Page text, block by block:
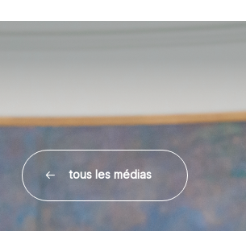
tous les médias